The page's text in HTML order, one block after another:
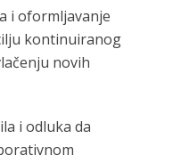
i oformljavanje
kontinuiranog
novih
i odluka da